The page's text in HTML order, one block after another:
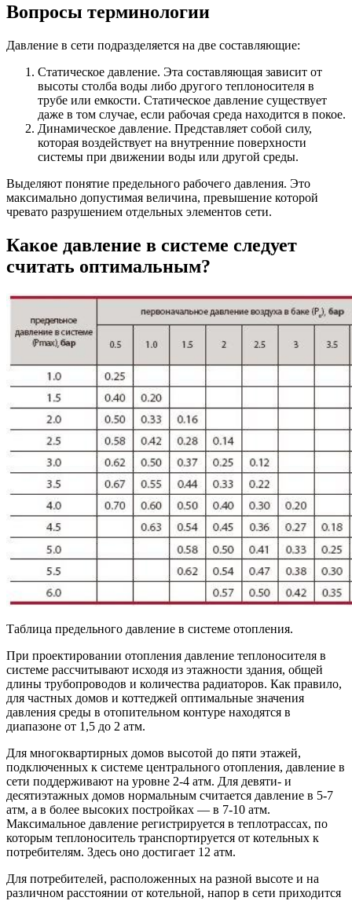
Вопросы терминологии
Давление в сети подразделяется на две составляющие:
Статическое давление. Эта составляющая зависит от
высоты столба воды либо другого теплоносителя в
трубе или емкости. Статическое давление существует
даже в том случае, если рабочая среда находится в покое.
Динамическое давление. Представляет собой силу,
которая воздействует на внутренние поверхности
системы при движении воды или другой среды.
Выделяют понятие предельного рабочего давления. Это
максимально допустимая величина, превышение которой
чревато разрушением отдельных элементов сети.
Какое давление в системе следует
считать оптимальным?
Таблица предельного давление в системе отопления.
При проектировании отопления давление теплоносителя в
системе рассчитывают исходя из этажности здания, общей
длины трубопроводов и количества радиаторов. Как правило,
для частных домов и коттеджей оптимальные значения
давления среды в отопительном контуре находятся в
диапазоне от 1,5 до 2 атм.
Для многоквартирных домов высотой до пяти этажей,
подключенных к системе центрального отопления, давление в
сети поддерживают на уровне 2-4 атм. Для девяти- и
десятиэтажных домов нормальным считается давление в 5-7
атм, а в более высоких постройках — в 7-10 атм.
Максимальное давление регистрируется в теплотрассах, по
которым теплоноситель транспортируется от котельных к
потребителям. Здесь оно достигает 12 атм.
Для потребителей, расположенных на разной высоте и на
различном расстоянии от котельной, напор в сети приходится